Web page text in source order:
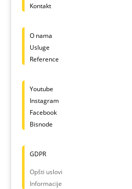
Kontakt
O nama
Usluge
Reference
Youtube
Instagram
Facebook
Bisnode
GDPR
Opšti uslovi
Informacije